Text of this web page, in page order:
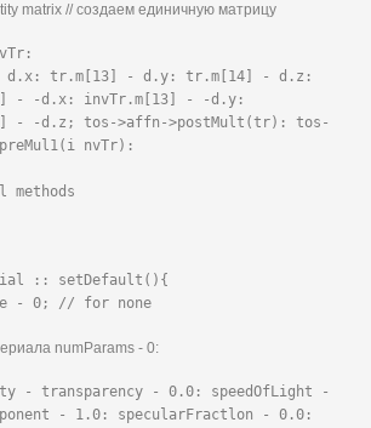
matrix // создаем единичную матрицу
d.x: tr.m[13] - d.y: tr.m[14] - d.z:
- -d.x: invTr.m[13] - -d.y:
- -d.z; tos->affn->postMult(tr): tos-
nvTr):
:: setDefault(){
- 0; // for none
numParams - 0:
- transparency - 0.0: speedOfLight -
- 1.0: specularFractlon - 0.0: